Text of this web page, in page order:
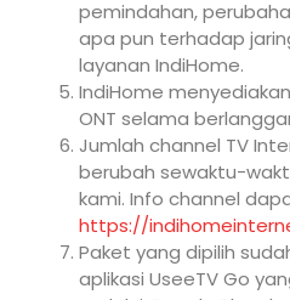
pemindahan,
apa pun terhadap
layanan IndiHome.
IndiHome
ONT selama
Jumlah channel TV
berubah sewaktu-
kami. Info channel
https://
Paket yang dipilih
aplikasi UseeTV Go